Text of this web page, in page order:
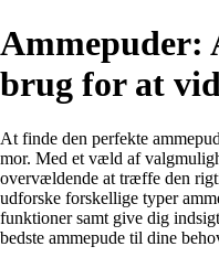
Ammepuder:
brug for at
At finde den perfekte
mor. Med et væld af
overvældende at træffe den
udforske forskellige typer
funktioner samt give dig
bedste ammepude til dine